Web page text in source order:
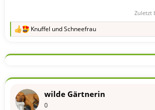
Zuletzt
R
k
o
e
n
Knuffel undSchneefrau
wilde Gärtnerin
0